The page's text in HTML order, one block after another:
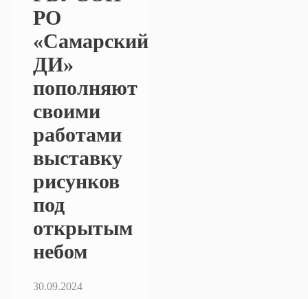
РО
«Самарский
ДИ»
пополняют
своими
работами
выставку
рисунков
под
открытым
небом
30.09.2024